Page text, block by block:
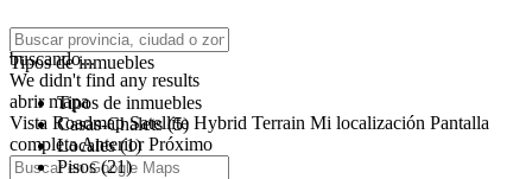
click to enable zoom
buscando...
We didn't find any results
abrir mapa
Vista Roadmap Satellite Hybrid Terrain Mi localización Pantalla
completaAnterior Próximo
Tipos de inmuebles
Tipos de inmuebles
Casas-Chalets (5)
Locales (1)
Pisos (21)